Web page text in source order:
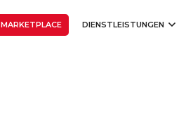
MARKETPLACE DIENSTLEISTUNGEN